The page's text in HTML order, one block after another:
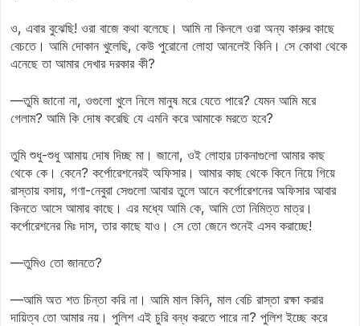
ও, এবার বুঝেছি! ওরা বাজে কথা বলেছে। আমি না কিনলে ওরা অন্য কারুর কাছে
বেচতে। আমি দোকান খুলেছি, কেউ পুরোনো লোহা আনলেই কিনি। সে কোথা থেকে
এনেছে তা আমার দেখার দরকার কী?
—তুমি জানো না, ওগুলো খুলে নিলে মানুষ মরে যেতে পারে? যেমন আমি মরে
গেলাম? আমি কি দোষ করেছি যে এমনি করে আমাকে মরতে হবে?
তুমি শুধু-শুধু আমায় দোষ দিচ্ছ মা। জানো, ওই লোহার ঢাকনাগুলো আমার কাছ
থেকে কে। কেনে? কর্পোরেশনেরই অফিসার। আমার কাছ থেকে কিনে নিয়ে গিয়ে
রাস্তায় বসায়, গণা-নেবুরা সেগুলো আবার তুলে আনে কর্পোরেশনের অফিসার আবার
কিনতে আসে আমার কাছে। এর মধ্যে আমি কে, আমি তো নিমিত্ত মাত্র।
কর্পোরেশনের মিঃ দাস, তার কাছে যাও। সে তো জেনে শুনেই এসব করাচ্ছে!
—তুমিও তো জানতে?
—আমি অত শত চিন্তা করি না। আমি মাল কিনি, মাল বেচি রাস্তা রক্ষা করার
দায়িত্ব তো আমার নয়। পুলিশ এই চুরি বন্ধ করতে পারে না? পুলিশ ইচ্ছে করে